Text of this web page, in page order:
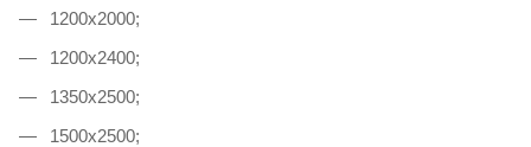
1200х2000;
1200х2400;
1350х2500;
1500х2500;